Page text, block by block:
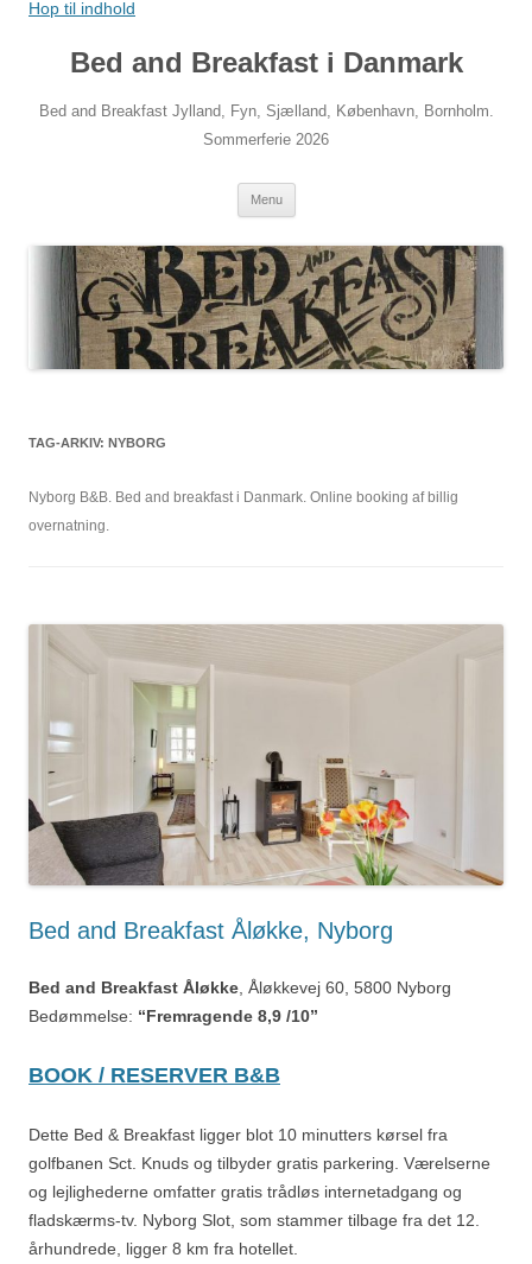
Hop til indhold
Bed and Breakfast i Danmark
Bed and Breakfast Jylland, Fyn, Sjælland, København, Bornholm.
Sommerferie 2026
Menu
TAG-ARKIV: NYBORG
Nyborg B&B. Bed and breakfast i Danmark. Online booking af billig
overnatning.
Bed and Breakfast Åløkke, Nyborg
Bed and Breakfast Åløkke , Åløkkevej 60, 5800 Nyborg
Bedømmelse: “Fremragende 8,9 /10”
BOOK / RESERVER B&B
Dette Bed & Breakfast ligger blot 10 minutters kørsel fra
golfbanen Sct. Knuds og tilbyder gratis parkering. Værelserne
og lejlighederne omfatter gratis trådløs internetadgang og
fladskærms-tv. Nyborg Slot, som stammer tilbage fra det 12.
århundrede, ligger 8 km fra hotellet.